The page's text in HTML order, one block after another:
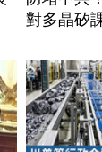
對多晶矽